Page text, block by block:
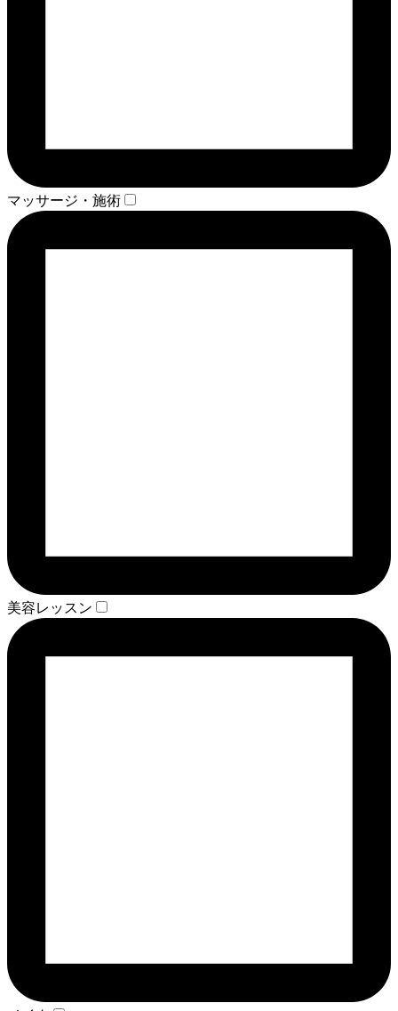
マッサージ・施術
美容レッスン